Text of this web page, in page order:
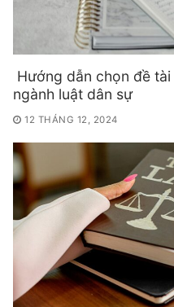
Hướng dẫn chọn đề
ngành luật dân sự
12 THÁNG 12, 2024